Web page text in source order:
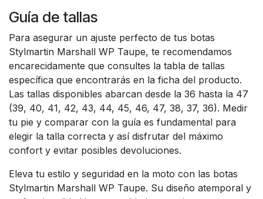
Guía de tallas
Para asegurar un ajuste perfecto de tus botas
Stylmartin Marshall WP Taupe, te recomendamos
encarecidamente que consultes la tabla de tallas
específica que encontrarás en la ficha del producto.
Las tallas disponibles abarcan desde la 36 hasta la 47
(39, 40, 41, 42, 43, 44, 45, 46, 47, 38, 37, 36). Medir
tu pie y comparar con la guía es fundamental para
elegir la talla correcta y así disfrutar del máximo
confort y evitar posibles devoluciones.
Eleva tu estilo y seguridad en la moto con las botas
Stylmartin Marshall WP Taupe. Su diseño atemporal y